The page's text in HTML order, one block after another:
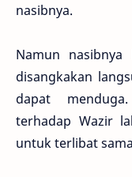
nasibnya.
Namun
disangkakan
dapat
terhadap Wazir
untuk terlibat